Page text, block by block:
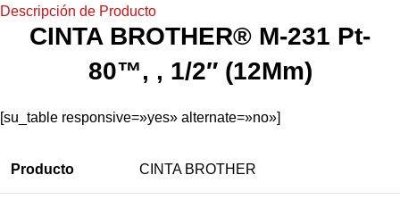
Descripción de Producto
CINTA BROTHER® M-231 Pt-
80™, , 1/2″ (12Mm)
[su_table responsive=»yes» alternate=»no»]
Producto CINTA BROTHER